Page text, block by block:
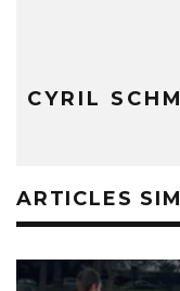
CYRIL
ARTICLES